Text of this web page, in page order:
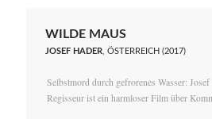
WILDE MAUS
JOSEF HADER, ÖSTERREICH (2017)
Selbstmord durch gefrorenes Wasser: Josef
Regisseur ist ein harmloser Film über